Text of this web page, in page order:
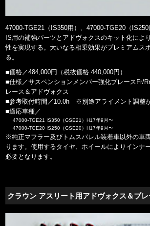
47000-TGE21（IS350用）、47000-TGE20（IS250
IS用の補強パーツとアドヴォクスのキット化によ
性を実現する。大いなる相乗効果がプレミアムス
る。
■価格／484,000円（税抜価格 440,000円）
■仕様／サスペンションメンバー強化ブレースFr/
レース＆アドヴォクス
■参考取付時間／10.0h ※別途アライメント調整が
■適応車種／
47000-TGE21 IS350（GSE21）H17年9月〜
47000-TGE20 IS250（GSE20）H17年9月〜
※純正マフラー及びトムスバレル装着車以外の車
ります。使用するタイヤ、ホイールによりインナ
必要となります。
クラウン アスリート用アドヴォクス＆ブレ